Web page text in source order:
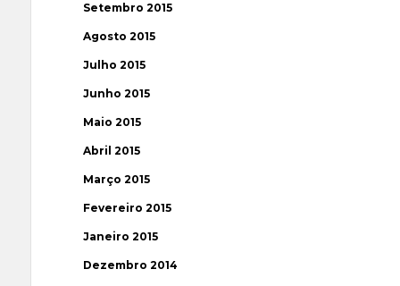
Setembro 2015
Agosto 2015
Julho 2015
Junho 2015
Maio 2015
Abril 2015
Março 2015
Fevereiro 2015
Janeiro 2015
Dezembro 2014